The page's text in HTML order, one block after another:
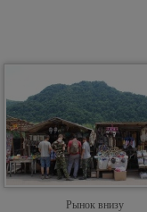
Рынок внизу